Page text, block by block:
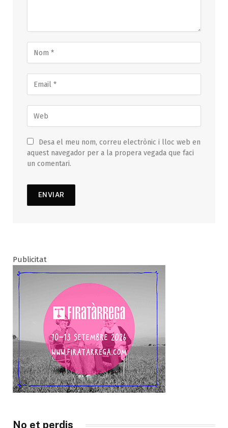
Desa el meu nom, correu electrònic i lloc web en
aquest navegador per a la propera vegada que faci
un comentari.
Publicitat
No et perdis